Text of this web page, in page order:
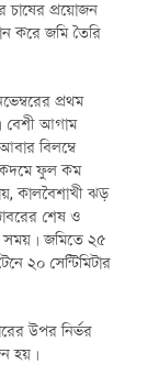
চাষের প্রয়োজন
করে জমি তৈরি
প্রথম
বেশী আগাম
বিলম্বে
কদমে ফুল কম
কালবৈশাখী ঝড়
শেষ ও
সময়। জমিতে ২৫
২০ সেন্টিমিটার
উপর নির্ভর
হয়।